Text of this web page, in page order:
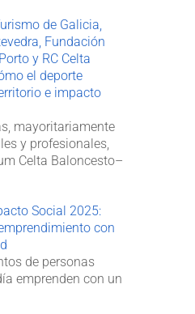
de Galicia,
Fundación
y RC Celta
el deporte
e impacto
mayoritariamente
y profesionales,
Celta Baloncesto–
Social 2025:
con
de personas
emprenden con un